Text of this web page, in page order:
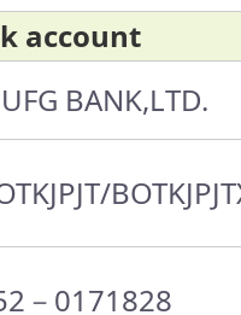
account
BANK,LTD.
－0171828